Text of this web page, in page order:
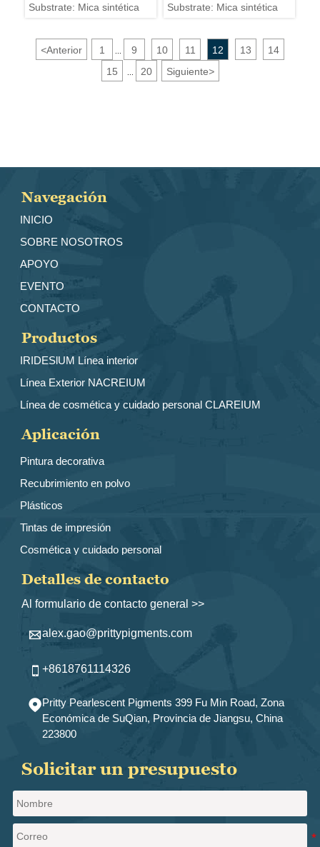
Substrate: Mica sintética
Substrate: Mica sintética
<Anterior 1 ... 9 10 11 12 13
14
15
... 20 Siguiente>
Navegación
INICIO
SOBRE NOSOTROS
APOYO
EVENTO
CONTACTO
Productos
IRIDESlUM Línea interior
Línea Exterior NACREIUM
Línea de cosmética y cuidado personal CLAREIUM
Aplicación
Pintura decorativa
Recubrimiento en polvo
Plásticos
Tintas de impresión
Cosmética y cuidado personal
Detalles de contacto
Al formulario de contacto general >>
alex.gao@prittypigments.com
+8618761114326
Pritty Pearlescent Pigments 399 Fu Min Road, Zona
Económica de SuQian, Provincia de Jiangsu, China
223800
Solicitar un presupuesto